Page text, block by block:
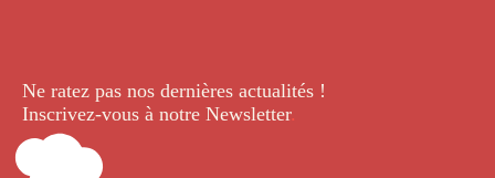
Ne ratez pas nos dernières actualités !
Inscrivez-vous à notre Newsletter.